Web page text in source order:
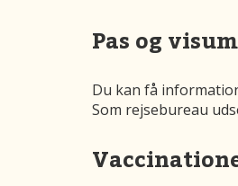
Pas og visum
Du kan få
Som rejsebureau